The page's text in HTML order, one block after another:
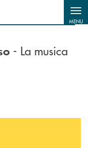
MENU
- La musica